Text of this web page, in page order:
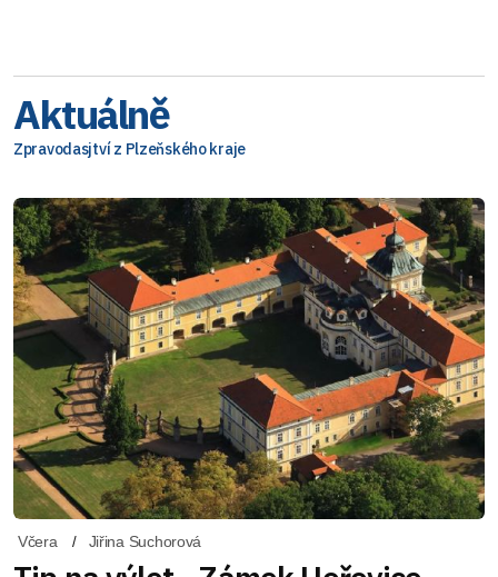
Aktuálně
Zpravodasjtví z Plzeňského kraje
Včera Jiřina Suchorová